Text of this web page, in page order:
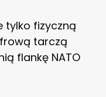
tylko fizyczną
tarczą
flankę NATO